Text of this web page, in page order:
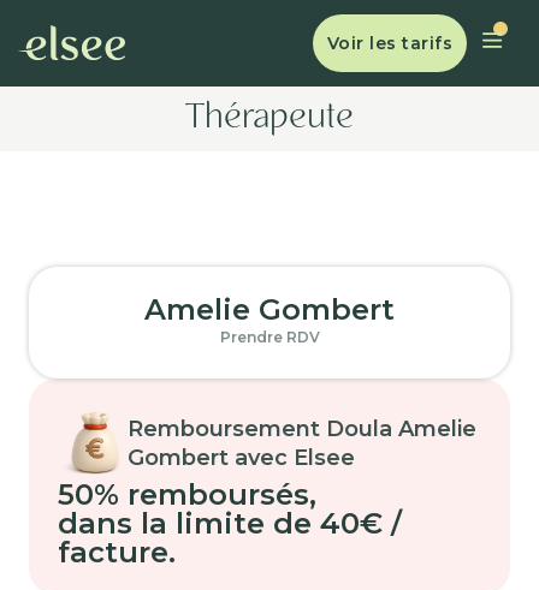
Voir les tarifs
Thérapeute
Amelie Gombert
Prendre RDV
Remboursement Doula Amelie
Gombert avec Elsee
50% remboursés,
dans la limite de 40€ /
facture.